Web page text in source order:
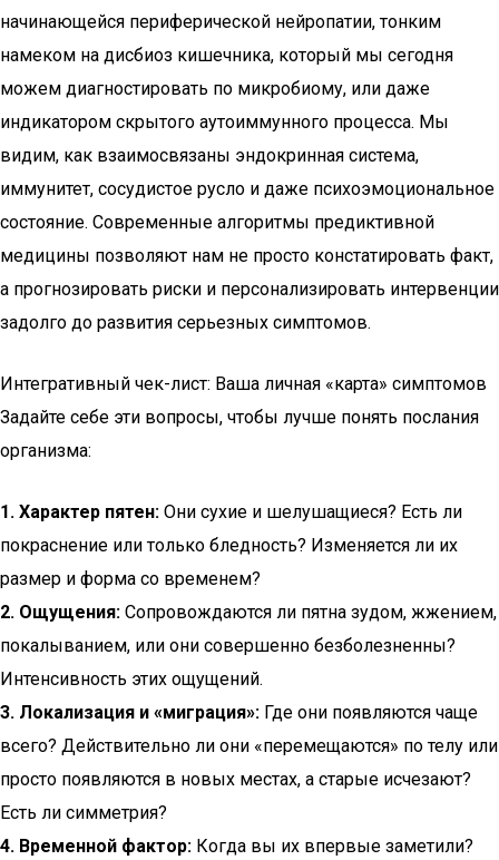
начинающейся периферической нейропатии, тонким
намеком на дисбиоз кишечника, который мы сегодня
можем диагностировать по микробиому, или даже
индикатором скрытого аутоиммунного процесса. Мы
видим, как взаимосвязаны эндокринная система,
иммунитет, сосудистое русло и даже психоэмоциональное
состояние. Современные алгоритмы предиктивной
медицины позволяют нам не просто констатировать факт,
а прогнозировать риски и персонализировать интервенции
задолго до развития серьезных симптомов.
Интегративный чек-лист: Ваша личная «карта» симптомов
Задайте себе эти вопросы, чтобы лучше понять послания
организма:
1. Характер пятен: Они сухие и шелушащиеся? Есть ли
покраснение или только бледность? Изменяется ли их
размер и форма со временем?
2. Ощущения: Сопровождаются ли пятна зудом, жжением,
покалыванием, или они совершенно безболезненны?
Интенсивность этих ощущений.
3. Локализация и «миграция»: Где они появляются чаще
всего? Действительно ли они «перемещаются» по телу или
просто появляются в новых местах, а старые исчезают?
Есть ли симметрия?
4. Временной фактор: Когда вы их впервые заметили?